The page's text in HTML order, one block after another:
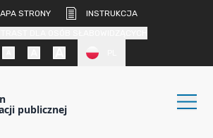
STRONY
INSTRUKCJA
publicznej